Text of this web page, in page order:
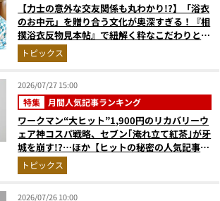
【力士の意外な交友関係も丸わかり!?】「浴衣
のお中元」を贈り合う文化が奥深すぎる！『相
撲浴衣反物見本帖』で紐解く粋なこだわりとと
っておきの1着
トピックス
2026/07/27 15:00
特集 月間人気記事ランキング
ワークマン“大ヒット”1,900円のリカバリーウ
ェア神コスパ戦略、セブン｢淹れ立て紅茶｣が牙
城を崩す!?…ほか【ヒットの秘密の人気記事ラ
ンキングベスト3】（2026年6月版）
トピックス
2026/07/26 10:00